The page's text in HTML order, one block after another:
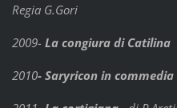
Regia G.Gori
2009- La congiura di Catilina
2010- Saryricon in